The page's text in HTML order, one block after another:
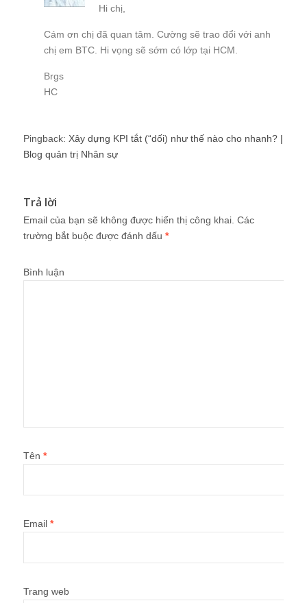
Hi chị,
Cám ơn chị đã quan tâm. Cường sẽ trao đổi với anh
chị em BTC. Hi vọng sẽ sớm có lớp tại HCM.
Brgs
HC
Pingback: Xây dựng KPI tắt (“dối) như thế nào cho nhanh? |
Blog quản trị Nhân sự
Trả lời
Email của bạn sẽ không được hiển thị công khai. Các
trường bắt buộc được đánh dấu *
Bình luận
Tên *
Email *
Trang web